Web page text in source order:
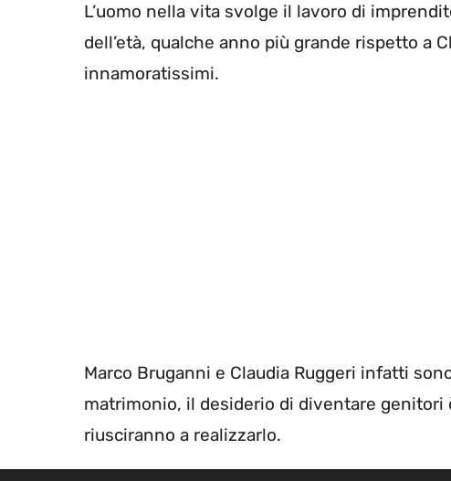
L’uomo nella vita svolge il lavoro di
dell’età, qualche anno più grande rispetto a
innamoratissimi.
Marco Bruganni e Claudia Ruggeri infatti
matrimonio, il desiderio di diventare genitori
riusciranno a realizzarlo.